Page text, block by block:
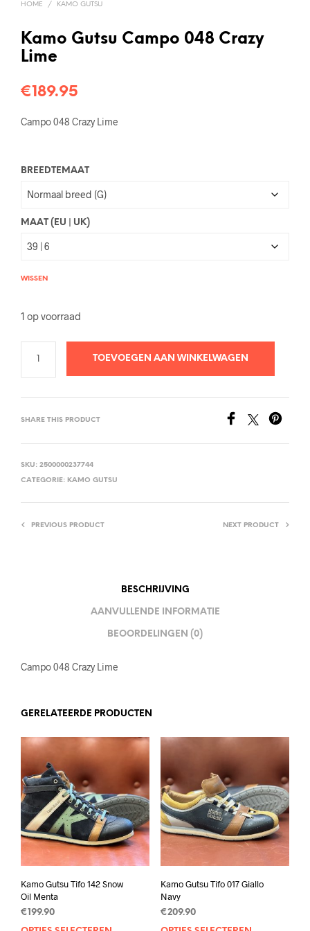
HOME / KAMO GUTSU
Kamo Gutsu Campo 048 Crazy
Lime
€189.95
Campo 048 Crazy Lime
BREEDTEMAAT
MAAT (EU | UK)
WISSEN
1 op voorraad
TOEVOEGEN AAN WINKELWAGEN
SHARE THIS PRODUCT
SKU: 2500000237744
CATEGORIE: KAMO GUTSU
PREVIOUS PRODUCT NEXT PRODUCT
BESCHRIJVING
AANVULLENDE INFORMATIE
BEOORDELINGEN (0)
Campo 048 Crazy Lime
GERELATEERDE PRODUCTEN
Kamo Gutsu Tifo 142 Snow
Oil Menta
€ 199.90
Kamo Gutsu Tifo 017 Giallo
Navy
€209.90